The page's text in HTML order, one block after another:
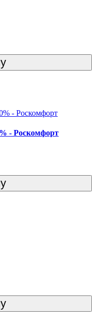
- Роскомфорт